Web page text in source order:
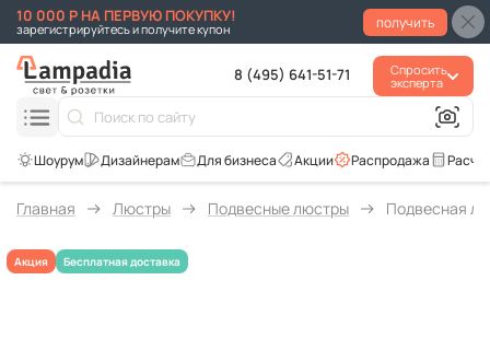
10 000 Р НА ПЕРВУЮ ПОКУПКУ!
зарегистрируйтесь и получите купон получить
8 (495) 641-51-71
Спросить
эксперта
Распродажа
Акции
Для бизнеса
Главная Люстры Подвесные люстры Подвесная